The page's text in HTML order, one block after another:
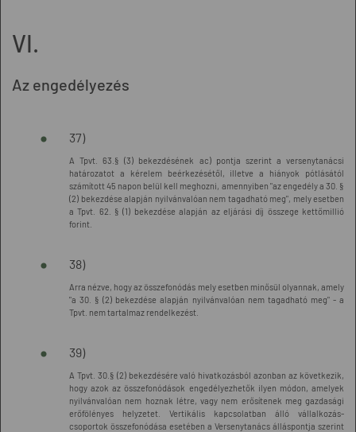
VI.
Az engedélyezés
37)
A Tpvt. 63.§ (3) bekezdésének ac) pontja szerint a versenytanácsi
határozatot a kérelem beérkezésétől, illetve a hiányok pótlásától
számított 45 napon belül kell meghozni, amennyiben "az engedély a 30. §
(2) bekezdése alapján nyilvánvalóan nem tagadható meg", mely esetben
a Tpvt. 62. § (1) bekezdése alapján az eljárási díj összege kettőmillió
forint.
38)
Arra nézve, hogy az összefonódás mely esetben minősül olyannak, amely
"a 30. § (2) bekezdése alapján nyilvánvalóan nem tagadható meg" - a
Tpvt. nem tartalmaz rendelkezést.
39)
A Tpvt. 30.§ (2) bekezdésére való hivatkozásból azonban az következik,
hogy azok az összefonódások engedélyezhetők ilyen módon, amelyek
nyilvánvalóan nem hoznak létre, vagy nem erősítenek meg gazdasági
erőfölényes helyzetet. Vertikális kapcsolatban álló vállalkozás-
csoportok összefonódása esetében a Versenytanács álláspontja szerint